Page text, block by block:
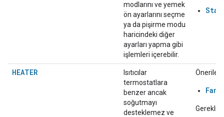
modlarını ve yemek
ön ayarlarını seçme
ya da pişirme modu
haricindeki diğer
ayarları yapma gibi
işlemleri içerebilir.
HEATER
Isıtıcılar
termostatlara
benzer ancak
soğutmayı
desteklemez ve
Önerilen:
Gerekli: